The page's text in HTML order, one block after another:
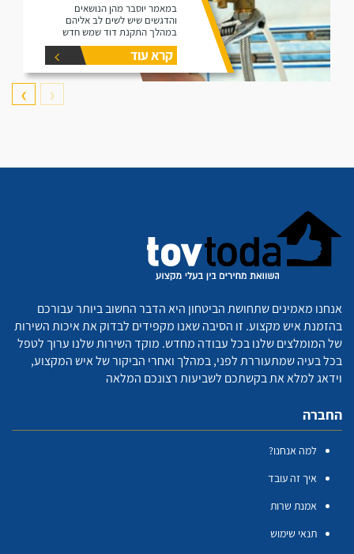
במאמר יוסבר מהן הנושאים
והדגשים שיש לשים לב אליהם
במהלך התקנת דוד שמש חדש
קרא עוד
❮
❯
אנחנו מאמינים שתחושת הביטחון היא הדבר החשוב ביותר עבורכם
בהזמנת איש מקצוע. זו הסיבה שאנו מקפידים לבדוק את איכות השירות
של המומלצים שלנו בכל עבודה מחדש. מוקד השירות שלנו ערוך לטפל
בכל בעיה שמתעוררת לפני, במהלך ואחרי הביקור של איש המקצוע,
וידאג למלא את בקשתכם לשביעות רצונכם המלאה
החברה
למה אנחנו?
איך זה עובד
אמנת שרות
תנאי שימוש